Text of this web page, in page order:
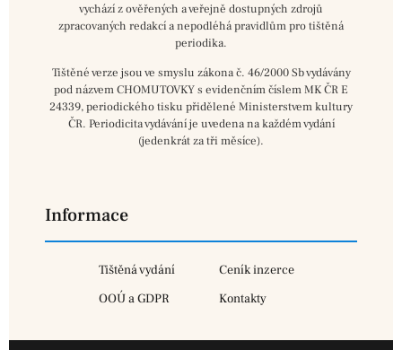
vychází z ověřených a veřejně dostupných zdrojů
zpracovaných redakcí a nepodléhá pravidlům pro tištěná
periodika.
Tištěné verze jsou ve smyslu zákona č. 46/2000 Sb vydávány
pod názvem CHOMUTOVKY s evidenčním číslem MK ČR E
24339, periodického tisku přidělené Ministerstvem kultury
ČR. Periodicita vydávání je uvedena na každém vydání
(jedenkrát za tři měsíce).
Informace
Tištěná vydání
Ceník inzerce
OOÚ a GDPR
Kontakty